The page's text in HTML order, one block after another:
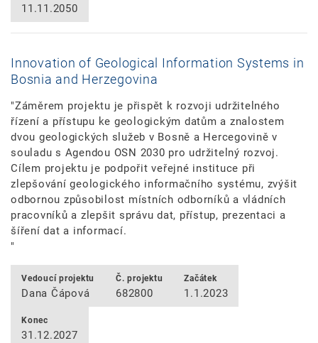
11.11.2050
Innovation of Geological Information Systems in
Bosnia and Herzegovina
"Záměrem projektu je přispět k rozvoji udržitelného
řízení a přístupu ke geologickým datům a znalostem
dvou geologických služeb v Bosně a Hercegovině v
souladu s Agendou OSN 2030 pro udržitelný rozvoj.
Cílem projektu je podpořit veřejné instituce při
zlepšování geologického informačního systému, zvýšit
odbornou způsobilost místních odborníků a vládních
pracovníků a zlepšit správu dat, přístup, prezentaci a
šíření dat a informací.
"
Vedoucí projektu
Dana Čápová
Č. projektu
682800
Začátek
1.1.2023
Konec
31.12.2027